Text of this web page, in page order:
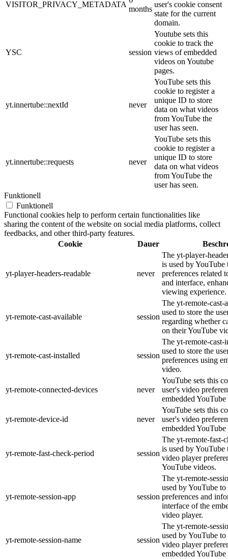
VISITOR_PRIVACY_METADATA
months
user's cookie consent
state for the current
domain.
YSC session
Youtube sets this
cookie to track the
views of embedded
videos on Youtube
pages.
yt.innertube::nextId never
YouTube sets this
cookie to register a
unique ID to store
data on what videos
from YouTube the
user has seen.
yt.innertube::requests never
YouTube sets this
cookie to register a
unique ID to store
data on what videos
from YouTube the
user has seen.
Funktionell
Funktionell
Functional cookies help to perform certain functionalities like
sharing the content of the website on social media platforms, collect
feedbacks, and other third-party features.
Cookie
Dauer
yt-player-headers-readable never
The yt-player-
is used by YouTube
preferences related
and interface,
viewing experience.
yt-remote-cast-available session
The yt-remote-cast-
used to store the
regarding whether
on their YouTube
yt-remote-cast-installed session
The yt-remote-cast-
used to store the
preferences using
video.
yt-remote-connected-devices never
YouTube sets this
user's video
embedded
yt-remote-device-id never
YouTube sets this
user's video
embedded
yt-remote-fast-check-period session
The yt-remote-fast-
is used by YouTube
video player
YouTube videos.
yt-remote-session-app session
The yt-remote-
used by YouTube to
preferences and
interface of the
video player.
yt-remote-session-name session
The yt-remote-
used by YouTube to
video player
embedded